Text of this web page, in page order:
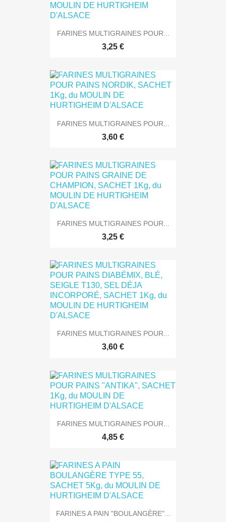
FARINES MULTIGRAINES POUR...
3,25 €
FARINES MULTIGRAINES POUR...
3,60 €
FARINES MULTIGRAINES POUR...
3,25 €
FARINES MULTIGRAINES POUR...
3,60 €
FARINES MULTIGRAINES POUR...
4,85 €
FARINES A PAIN "BOULANGÈRE"...